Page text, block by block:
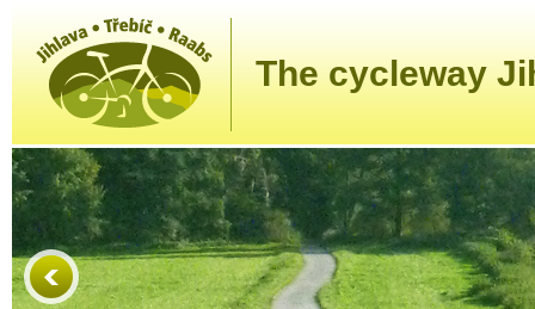
The cycleway